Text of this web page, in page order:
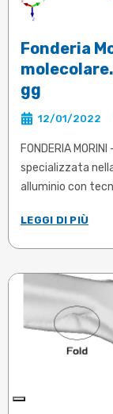
Fonderia
gg
12/01/2022
FONDERIA
specializzata
alluminio con
definizione del
LEGGI DI PIÙ